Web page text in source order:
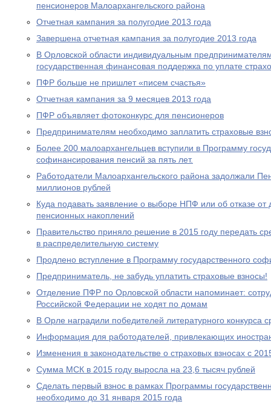
пенсионеров Малоархангельского района
Отчетная кампания за полугодие 2013 года
Завершена отчетная кампания за полугодие 2013 года
В Орловской области индивидуальным
государственная финансовая поддержка по уплате
ПФР больше не пришлет «писем счастья»
Отчетная кампания за 9 месяцев 2013 года
ПФР объявляет фотоконкурс для пенсионеров
Предпринимателям необходимо заплатить страховые
Более 200 малоархангельцев вступили в Программу
софинансирования пенсий за пять лет.
Работодатели Малоархангельского района задолжали
миллионов рублей
Куда подавать заявление о выборе НПФ или об отказе
пенсионных накоплений
Правительство приняло решение в 2015 году передать
в распределительную систему
Продлено вступление в Программу государственного
Предприниматель, не забудь уплатить страховые взносы!
Отделение ПФР по Орловской области напоминает:
Российской Федерации не ходят по домам
В Орле наградили победителей литературного конкурса
Информация для работодателей, привлекающих
Изменения в законодательстве о страховых взносах с
Сумма МСК в 2015 году выросла на 23,6 тысяч рублей
Сделать первый взнос в рамках Программы
необходимо до 31 января 2015 года